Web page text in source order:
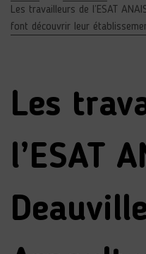
Les travailleurs de l’ESAT
font découvrir leur
Les
l’ESAT